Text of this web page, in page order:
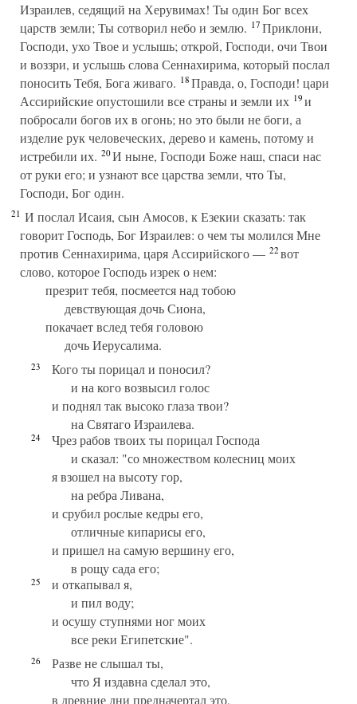
Израилев, седящий на Херувимах! Ты один Бог всех
царств земли; Ты сотворил небо и землю. 17Приклони,
Господи, ухо Твое и услышь; открой, Господи, очи Твои
и воззри, и услышь слова Сеннахирима, который послал
поносить Тебя, Бога живаго. 18Правда, о, Господи! цари
Ассирийские опустошили все страны и земли их 19и
побросали богов их в огонь; но это были не боги, а
изделие рук человеческих, дерево и камень, потому и
истребили их. 20И ныне, Господи Боже наш, спаси нас
от руки его; и узнают все царства земли, что Ты,
Господи, Бог один.
21 И послал Исаия, сын Амосов, к Езекии сказать: так
говорит Господь, Бог Израилев: о чем ты молился Мне
против Сеннахирима, царя Ассирийского — 22вот
слово, которое Господь изрек о нем:
презрит тебя, посмеется над тобою
девствующая дочь Сиона,
покачает вслед тебя головою
дочь Иерусалима.
23
Кого ты порицал и поносил?
и на кого возвысил голос
и поднял так высоко глаза твои?
на Святаго Израилева.
24
Чрез рабов твоих ты порицал Господа
и сказал: "со множеством колесниц моих
я взошел на высоту гор,
на ребра Ливана,
и срубил рослые кедры его,
отличные кипарисы его,
и пришел на самую вершину его,
в рощу сада его;
25
и откапывал я,
и пил воду;
и осушу ступнями ног моих
все реки Египетские".
26
Разве не слышал ты,
что Я издавна сделал это,
в древние дни предначертал это,